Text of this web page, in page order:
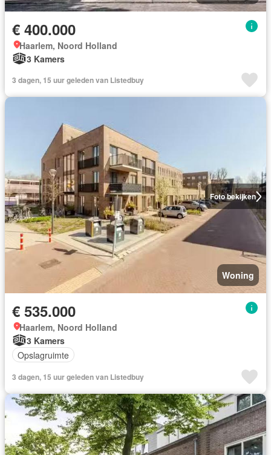
€ 400.000
Haarlem, Noord Holland
3 Kamers
3 dagen, 15 uur geleden van Listedbuy
Foto bekijken
Woning
€ 535.000
Haarlem, Noord Holland
3 Kamers
Opslagruimte
3 dagen, 15 uur geleden van Listedbuy